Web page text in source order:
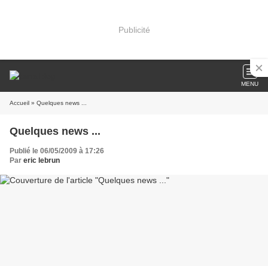
Publicité
MENU
Accueil » Quelques news ...
Quelques news ...
Publié le 06/05/2009 à 17:26
Par eric lebrun